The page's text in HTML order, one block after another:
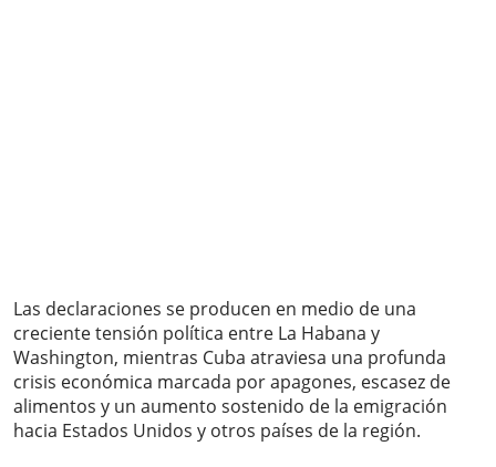
Las declaraciones se producen en medio de una
creciente tensión política entre La Habana y
Washington, mientras Cuba atraviesa una profunda
crisis económica marcada por apagones, escasez de
alimentos y un aumento sostenido de la emigración
hacia Estados Unidos y otros países de la región.